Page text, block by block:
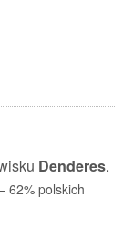
Denderes.
62% polskich